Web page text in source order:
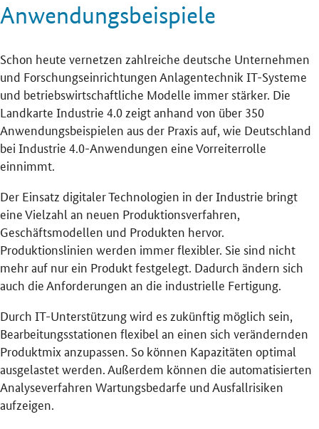
Anwendungsbeispiele
Schon heute vernetzen zahlreiche deutsche Unternehmen
und Forschungseinrichtungen Anlagentechnik IT-Systeme
und betriebswirtschaftliche Modelle immer stärker. Die
Landkarte Industrie 4.0 zeigt anhand von über 350
Anwendungsbeispielen aus der Praxis auf, wie Deutschland
bei Industrie 4.0-Anwendungen eine Vorreiterrolle
einnimmt.
Der Einsatz digitaler Technologien in der Industrie bringt
eine Vielzahl an neuen Produktionsverfahren,
Geschäftsmodellen und Produkten hervor.
Produktionslinien werden immer flexibler. Sie sind nicht
mehr auf nur ein Produkt festgelegt. Dadurch ändern sich
auch die Anforderungen an die industrielle Fertigung.
Durch IT-Unterstützung wird es zukünftig möglich sein,
Bearbeitungsstationen flexibel an einen sich verändernden
Produktmix anzupassen. So können Kapazitäten optimal
ausgelastet werden. Außerdem können die automatisierten
Analyseverfahren Wartungsbedarfe und Ausfallrisiken
aufzeigen.